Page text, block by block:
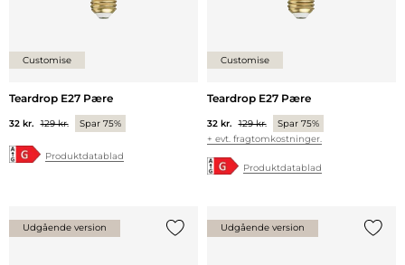
Customise
Teardrop E27 Pære
32 kr. 129 kr. Spar 75%
Produktdatablad
Customise
Teardrop E27 Pære
32 kr. 129 kr.
Spar 75%
+ evt. fragtomkostninger.
Produktdatablad
Udgående version Udgående version